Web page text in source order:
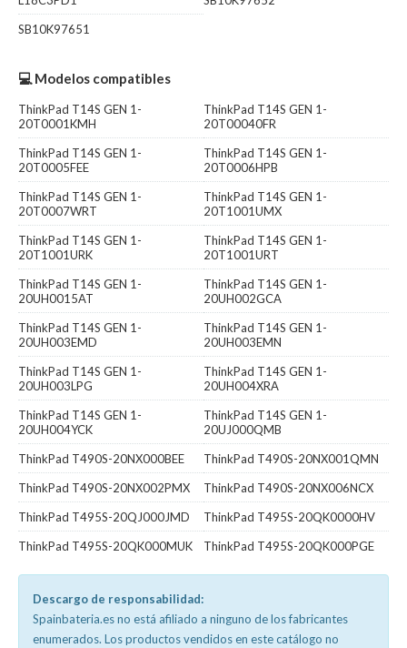
SB10K97651
💻 Modelos compatibles
ThinkPad T14S GEN 1-
20T0001KMH
ThinkPad T14S GEN 1-
20T00040FR
ThinkPad T14S GEN 1-
20T0005FEE
ThinkPad T14S GEN 1-
20T0006HPB
ThinkPad T14S GEN 1-
20T0007WRT
ThinkPad T14S GEN 1-
20T1001UMX
ThinkPad T14S GEN 1-
20T1001URK
ThinkPad T14S GEN 1-
20T1001URT
ThinkPad T14S GEN 1-
20UH0015AT
ThinkPad T14S GEN 1-
20UH002GCA
ThinkPad T14S GEN 1-
20UH003EMD
ThinkPad T14S GEN 1-
20UH003EMN
ThinkPad T14S GEN 1-
20UH003LPG
ThinkPad T14S GEN 1-
20UH004XRA
ThinkPad T14S GEN 1-
20UH004YCK
ThinkPad T14S GEN 1-
20UJ000QMB
ThinkPad T490S-20NX000BEE
ThinkPad T490S-20NX001QMN
ThinkPad T490S-20NX002PMX
ThinkPad T490S-20NX006NCX
ThinkPad T495S-20QJ000JMD
ThinkPad T495S-20QK0000HV
ThinkPad T495S-20QK000MUK
ThinkPad T495S-20QK000PGE
Descargo de responsabilidad:
Spainbateria.es no está afiliado a ninguno de los fabricantes
enumerados. Los productos vendidos en este catálogo no